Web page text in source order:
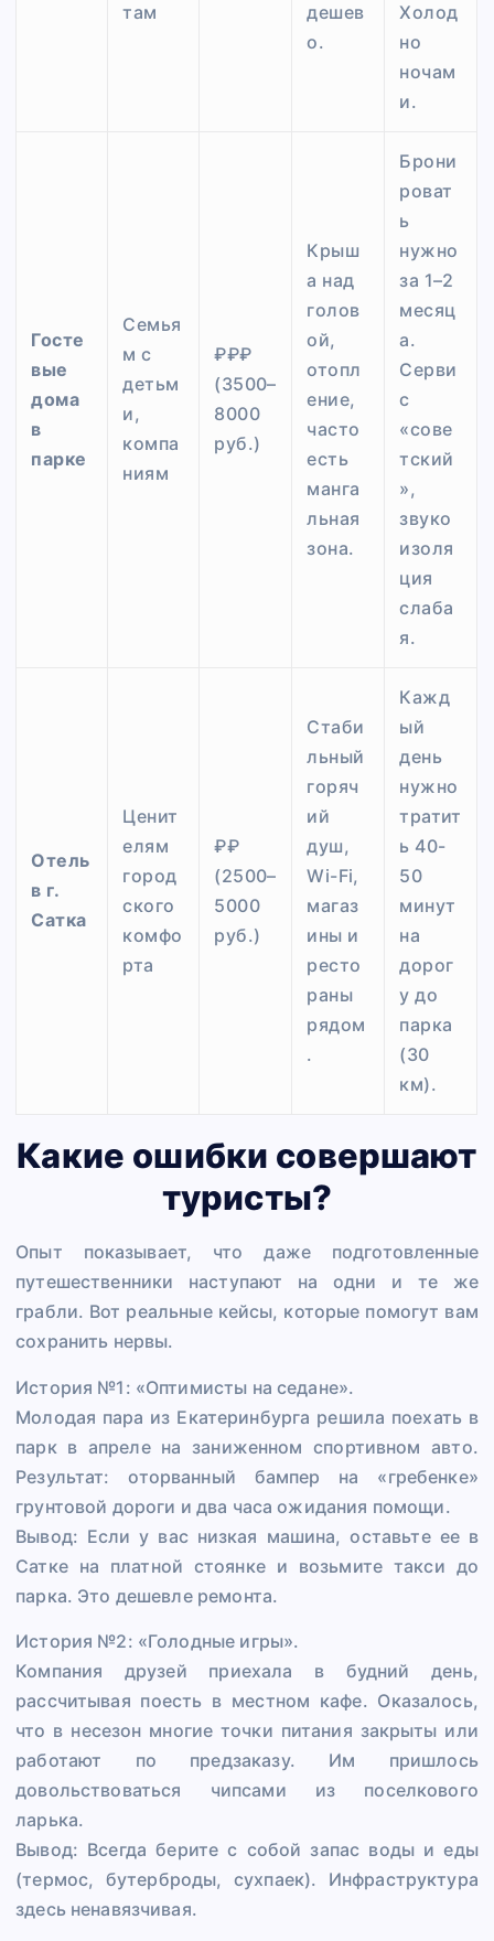
там
дешев
о.
Холод
но
ночам
и.
Госте
вые
дома
в
парке
Семья
м с
детьм
и,
компа
ниям
₽₽₽
(3500–
8000
руб.)
Крыш
а над
голов
ой,
отопл
ение,
часто
есть
манга
льная
зона.
Брони
роват
ь
нужно
за 1–2
месяц
а.
Серви
с
«сове
тский
»,
звуко
изоля
ция
слаба
я.
Отель
в г.
Сатка
Ценит
елям
город
ского
комфо
рта
₽₽
(2500–
5000
руб.)
Стаби
льный
горяч
ий
душ,
Wi-Fi,
магаз
ины и
ресто
раны
рядом
.
Кажд
ый
день
нужно
тратит
ь 40-
50
минут
на
дорог
у до
парка
(30
км).
Какие ошибки совершают
туристы?
Опыт показывает, что даже подготовленные
путешественники наступают на одни и те же
грабли. Вот реальные кейсы, которые помогут вам
сохранить нервы.
История №1: «Оптимисты на седане».
Молодая пара из Екатеринбурга решила поехать в
парк в апреле на заниженном спортивном авто.
Результат: оторванный бампер на «гребенке»
грунтовой дороги и два часа ожидания помощи.
Вывод: Если у вас низкая машина, оставьте ее в
Сатке на платной стоянке и возьмите такси до
парка. Это дешевле ремонта.
История №2: «Голодные игры».
Компания друзей приехала в будний день,
рассчитывая поесть в местном кафе. Оказалось,
что в несезон многие точки питания закрыты или
работают по предзаказу. Им пришлось
довольствоваться чипсами из поселкового
ларька.
Вывод: Всегда берите с собой запас воды и еды
(термос, бутерброды, сухпаек). Инфраструктура
здесь ненавязчивая.